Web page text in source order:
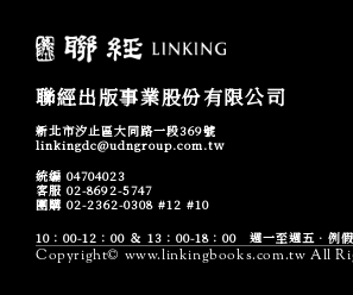
聯經出版事業股份有限公司
新北市汐止區大同路一段369號
linkingdc@udngroup.com.tw
統編 04704023
客服 02-8692-5747
團購 02-2362-0308 #12 #10
10：00-12：00 ＆ 13：00-18：00 週一至週五．例
Copyright© www.linkingbooks.com.tw All